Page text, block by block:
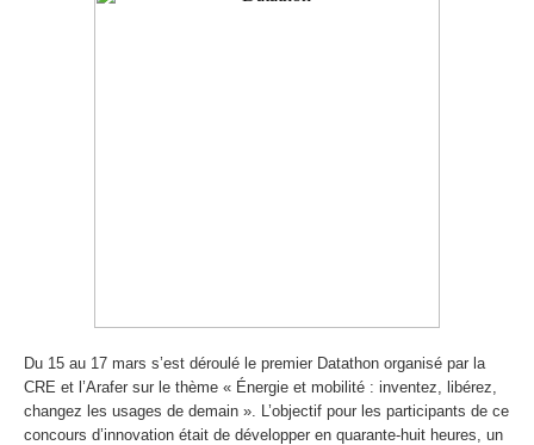
Du 15 au 17 mars s’est déroulé le premier Datathon organisé par la
CRE et l’Arafer sur le thème « Énergie et mobilité : inventez, libérez,
changez les usages de demain ». L’objectif pour les participants de ce
concours d’innovation était de développer en quarante-huit heures, un